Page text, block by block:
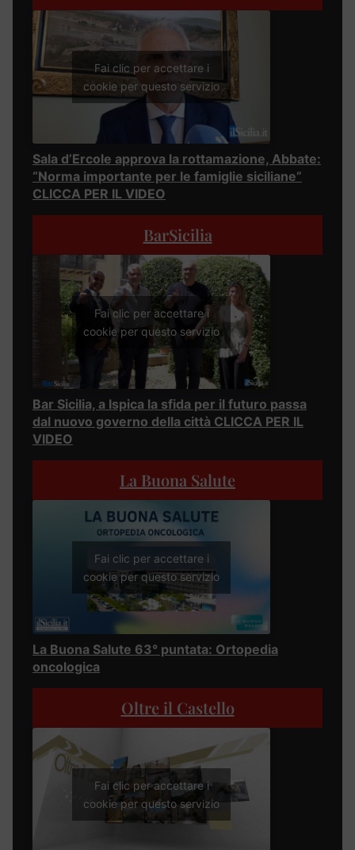
Fai clic per accettare i
cookie per questo servizio
Sala d’Ercole approva la rottamazione, Abbate:
“Norma importante per le famiglie siciliane”
CLICCA PER IL VIDEO
BarSicilia
Fai clic per accettare i
cookie per questo servizio
Bar Sicilia, a Ispica la sfida per il futuro passa
dal nuovo governo della città CLICCA PER IL
VIDEO
La Buona Salute
Fai clic per accettare i
cookie per questo servizio
La Buona Salute 63° puntata: Ortopedia
oncologica
Oltre il Castello
Fai clic per accettare i
cookie per questo servizio